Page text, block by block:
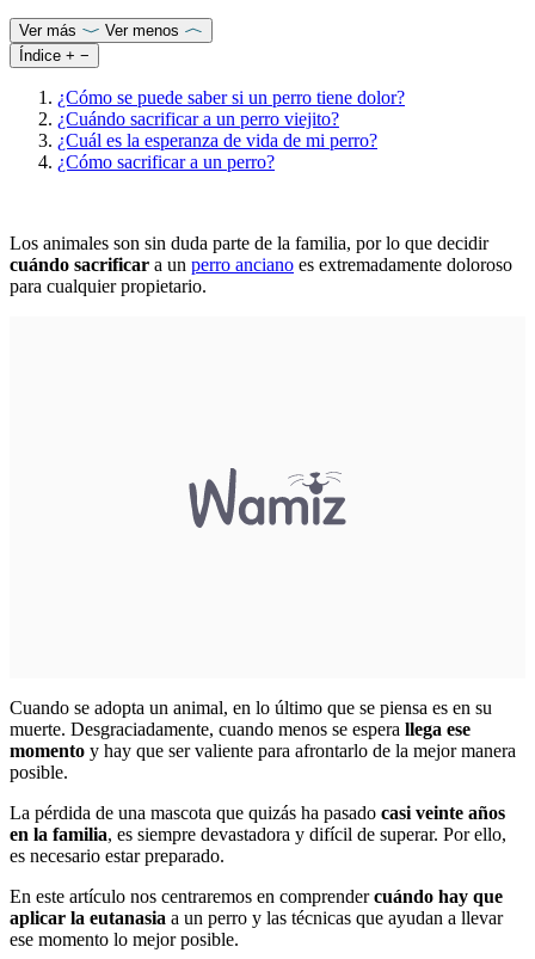
Ver más
Ver menos
Índice + −
¿Cómo se puede saber si un perro tiene dolor?
¿Cuándo sacrificar a un perro viejito?
¿Cuál es la esperanza de vida de mi perro?
¿Cómo sacrificar a un perro?
Los animales son sin duda parte de la familia, por lo que decidir
cuándo sacrificar a un perro anciano es extremadamente doloroso
para cualquier propietario.
Cuando se adopta un animal, en lo último que se piensa es en su
muerte. Desgraciadamente, cuando menos se espera llega ese
momento y hay que ser valiente para afrontarlo de la mejor manera
posible.
La pérdida de una mascota que quizás ha pasado casi veinte años
en la familia, es siempre devastadora y difícil de superar. Por ello,
es necesario estar preparado.
En este artículo nos centraremos en comprendercuándo hay que
aplicar la eutanasia a un perro y las técnicas que ayudan a llevar
ese momento lo mejor posible.